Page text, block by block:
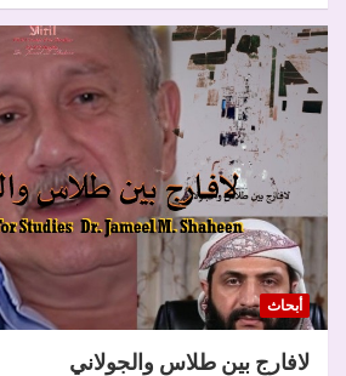
أبحاث
لافارج بين طلاس والجولاني